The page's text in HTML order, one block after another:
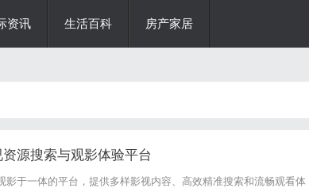
资讯 生活百科 房产家居
源搜索与观影体验平台
影于一体的平台，提供多样影视内容、高效精准搜索和流畅观看体